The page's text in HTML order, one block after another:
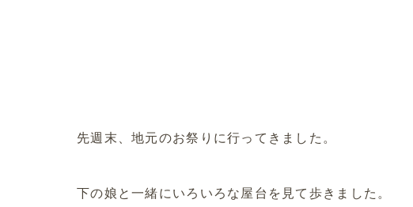
先週末、地元のお祭りに行ってきました。
下の娘と一緒にいろいろな屋台を見て歩きました。